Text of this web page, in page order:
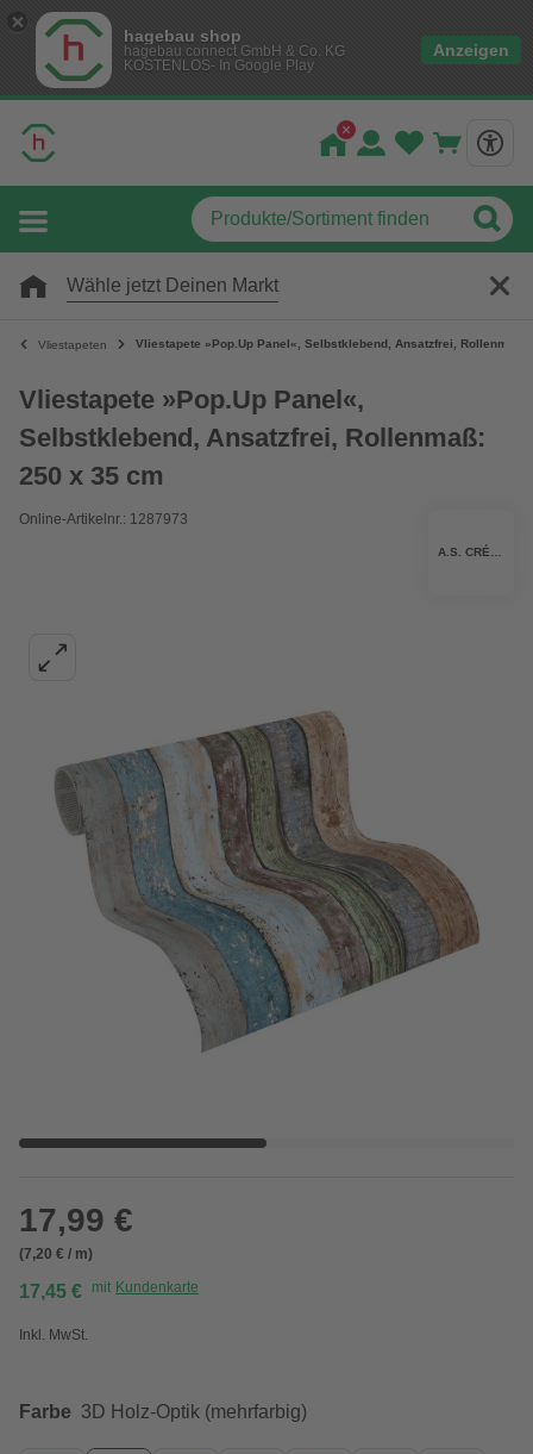
hagebau shop
hagebau connect GmbH & Co. KG
KOSTENLOS- In Google Play
Anzeigen
Wähle jetzt Deinen Markt
Vliestapeten Vliestapete »Pop.Up Panel«, Selbstklebend, Ansatzfrei, Rollenmaß:
Vliestapete »Pop.Up Panel«,
Selbstklebend, Ansatzfrei, Rollenmaß:
250 x 35 cm
Online-Artikelnr.: 1287973
17,99 €
(7,20 € / m)
17,45 € mit Kundenkarte
Inkl. MwSt.
Farbe 3D Holz-Optik (mehrfarbig)